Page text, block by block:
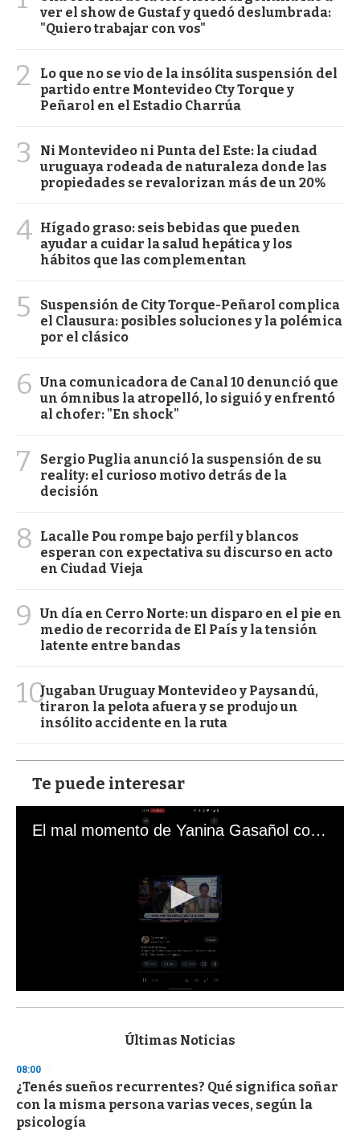
ver el show de Gustaf y quedó deslumbrada:
"Quiero trabajar con vos"
2
Lo que no se vio de la insólita suspensión del
partido entre Montevideo Cty Torque y
Peñarol en el Estadio Charrúa
3
Ni Montevideo ni Punta del Este: la ciudad
uruguaya rodeada de naturaleza donde las
propiedades se revalorizan más de un 20%
4 Hígado graso: seis bebidas que pueden
ayudar a cuidar la salud hepática y los
hábitos que las complementan
5
Suspensión de City Torque-Peñarol complica
el Clausura: posibles soluciones y la polémica
por el clásico
6 Una comunicadora de Canal 10 denunció que
un ómnibus la atropelló, lo siguió y enfrentó
al chofer: "En shock"
7
Sergio Puglia anunció la suspensión de su
reality: el curioso motivo detrás de la
decisión
8
Lacalle Pou rompe bajo perfil y blancos
esperan con expectativa su discurso en acto
en Ciudad Vieja
9
Un día en Cerro Norte: un disparo en el pie en
medio de recorrida de El País y la tensión
latente entre bandas
10Jugaban Uruguay Montevideo y Paysandú,
tiraron la pelota afuera y se produjo un
insólito accidente en la ruta
Te puede interesar
El mal momento de Yanina Gasañol con un hincha argentino en "Subrayado"
s
d
s
o
f
3
Últimas Noticias
08:00
¿Tenés sueños recurrentes? Qué significa soñar
con la misma persona varias veces, según la
psicología